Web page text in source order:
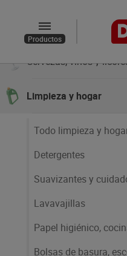
Productos
Zumos y smoothies
Cervezas, vinos y
Limpieza y hogar
Todo limpieza y
Detergentes
Suavizantes y
Lavavajillas